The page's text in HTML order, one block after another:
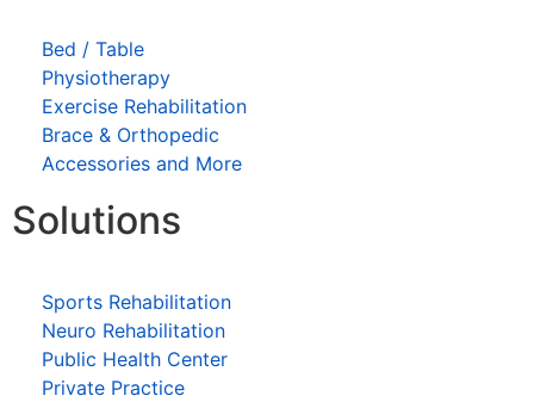
Bed / Table
Physiotherapy
Exercise Rehabilitation
Brace & Orthopedic
Accessories and More
Solutions
Sports Rehabilitation
Neuro Rehabilitation
Public Health Center
Private Practice